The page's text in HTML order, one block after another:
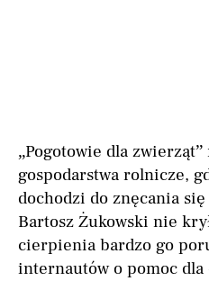
„Pogotowie dla
gospodarstwa rolnicze,
dochodzi do znęcania
Bartosz Żukowski nie
cierpienia bardzo go
internautów o pomoc